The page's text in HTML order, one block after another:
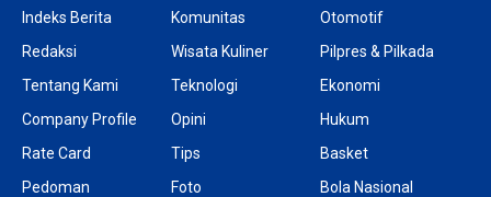
Indeks Berita
Redaksi
Tentang Kami
Company Profile
Rate Card
Pedoman
Komunitas
Wisata Kuliner
Teknologi
Opini
Tips
Foto
Otomotif
Pilpres & Pilkada
Ekonomi
Hukum
Basket
Bola Nasional